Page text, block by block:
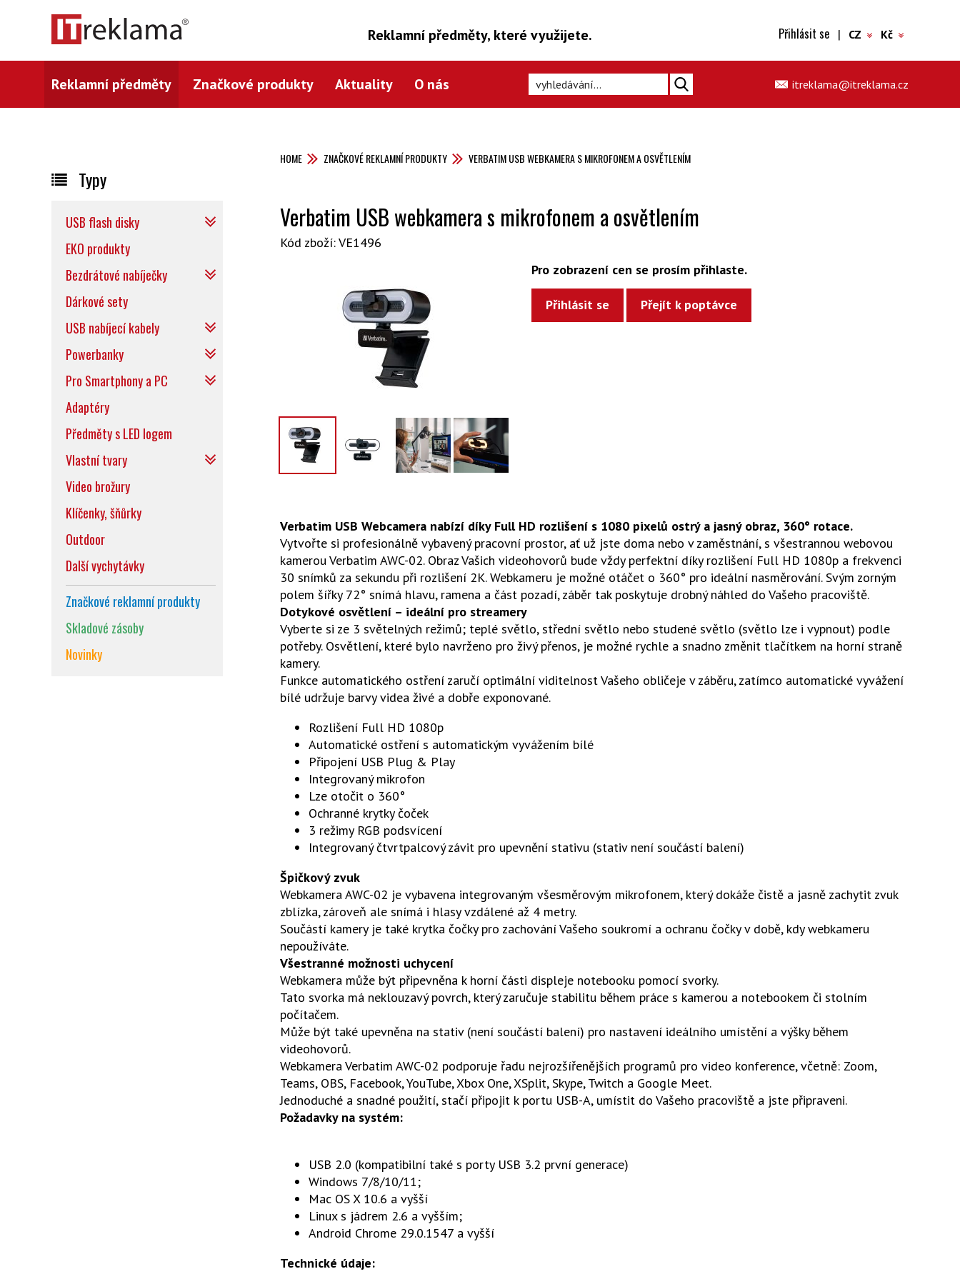
Reklamní předměty, které využijete. Přihlásit se | CZ Kč
Reklamní předměty Značkové produkty Aktuality O nás itreklama@itreklama.cz
HOME ZNAČKOVÉ REKLAMNÍ PRODUKTY VERBATIM USB WEBKAMERA S MIKROFONEM A OSVĚTLENÍM
Verbatim USB webkamera s mikrofonem a osvětlením
Kód zboží: VE1496
Pro zobrazení cen se prosím přihlaste.
Přihlásit se Přejít k poptávce
Verbatim USB Webcamera nabízí díky Full HD rozlišení s 1080 pixelů ostrý a jasný obraz, 360° rotace.
Vytvořte si profesionálně vybavený pracovní prostor, ať už jste doma nebo v zaměstnání, s všestrannou webovou
kamerou Verbatim AWC-02. Obraz Vašich videohovorů bude vždy perfektní díky rozlišení Full HD 1080p a frekvenci
30 snímků za sekundu při rozlišení 2K. Webkameru je možné otáčet o 360° pro ideální nasměrování. Svým zorným
polem šířky 72° snímá hlavu, ramena a část pozadí, záběr tak poskytuje drobný náhled do Vašeho pracoviště.
Dotykové osvětlení – ideální pro streamery
Vyberte si ze 3 světelných režimů; teplé světlo, střední světlo nebo studené světlo (světlo lze i vypnout) podle
potřeby. Osvětlení, které bylo navrženo pro živý přenos, je možné rychle a snadno změnit tlačítkem na horní straně
kamery.
Funkce automatického ostření zaručí optimální viditelnost Vašeho obličeje v záběru, zatímco automatické vyvážení
bílé udržuje barvy videa živé a dobře exponované.
Rozlišení Full HD 1080p
Automatické ostření s automatickým vyvážením bílé
Připojení USB Plug & Play
Integrovaný mikrofon
Lze otočit o 360°
Ochranné krytky čoček
3 režimy RGB podsvícení
Integrovaný čtvrtpalcový závit pro upevnění stativu (stativ není součástí balení)
Špičkový zvuk
Webkamera AWC-02 je vybavena integrovaným všesměrovým mikrofonem, který dokáže čistě a jasně zachytit zvuk
zblízka, zároveň ale snímá i hlasy vzdálené až 4 metry.
Součástí kamery je také krytka čočky pro zachování Vašeho soukromí a ochranu čočky v době, kdy webkameru
nepoužíváte.
Všestranné možnosti uchycení
Webkamera může být připevněna k horní části displeje notebooku pomocí svorky.
Tato svorka má neklouzavý povrch, který zaručuje stabilitu během práce s kamerou a notebookem či stolním
počítačem.
Může být také upevněna na stativ (není součástí balení) pro nastavení ideálního umístění a výšky během
videohovorů.
Webkamera Verbatim AWC-02 podporuje řadu nejrozšířenějších programů pro video konference, včetně: Zoom,
Teams, OBS, Facebook, YouTube, Xbox One, XSplit, Skype, Twitch a Google Meet.
Jednoduché a snadné použití, stačí připojit k portu USB-A, umístit do Vašeho pracoviště a jste připraveni.
Požadavky na systém:
USB 2.0 (kompatibilní také s porty USB 3.2 první generace)
Windows 7/8/10/11;
Mac OS X 10.6 a vyšší
Linux s jádrem 2.6 a vyšším;
Android Chrome 29.0.1547 a vyšší
Technické údaje:
Typy
USB flash disky
EKO produkty
Bezdrátové nabíječky
Dárkové sety
USB nabíjecí kabely
Powerbanky
Pro Smartphony a PC
Adaptéry
Předměty s LED logem
Vlastní tvary
Video brožury
Klíčenky, šňůrky
Outdoor
Další vychytávky
Značkové reklamní produkty
Skladové zásoby
Novinky